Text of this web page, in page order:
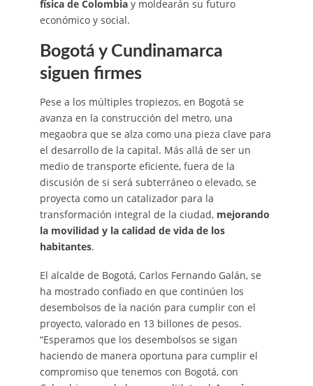
física de Colombiay moldearán su futuro
económico y social.
Bogotá y Cundinamarca
siguen firmes
Pese a los múltiples tropiezos, en Bogotá se
avanza en la construcción del metro, una
megaobra que se alza como una pieza clave para
el desarrollo de la capital. Más allá de ser un
medio de transporte eficiente, fuera de la
discusión de si será subterráneo o elevado, se
proyecta como un catalizador para la
transformación integral de la ciudad, mejorando
la movilidad y la calidad de vida de los
habitantes.
El alcalde de Bogotá, Carlos Fernando Galán, se
ha mostrado confiado en que continúen los
desembolsos de la nación para cumplir con el
proyecto, valorado en 13 billones de pesos.
“Esperamos que los desembolsos se sigan
haciendo de manera oportuna para cumplir el
compromiso que tenemos con Bogotá, con